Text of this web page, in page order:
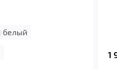
белый
1